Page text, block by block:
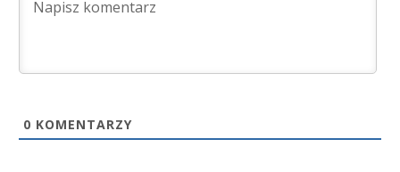
0 KOMENTARZY